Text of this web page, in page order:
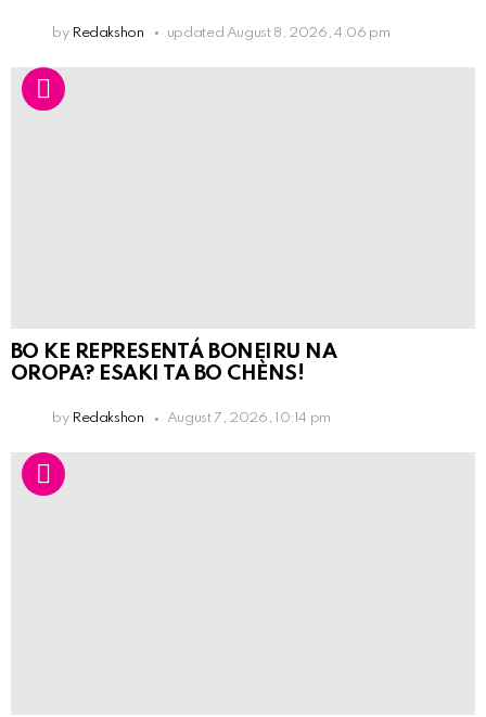
by Redakshon updated August 8, 2026, 4:06 pm
BO KE REPRESENTÁ BONEIRU NA
OROPA? ESAKI TA BO CHÈNS!
by Redakshon August 7, 2026, 10:14 pm